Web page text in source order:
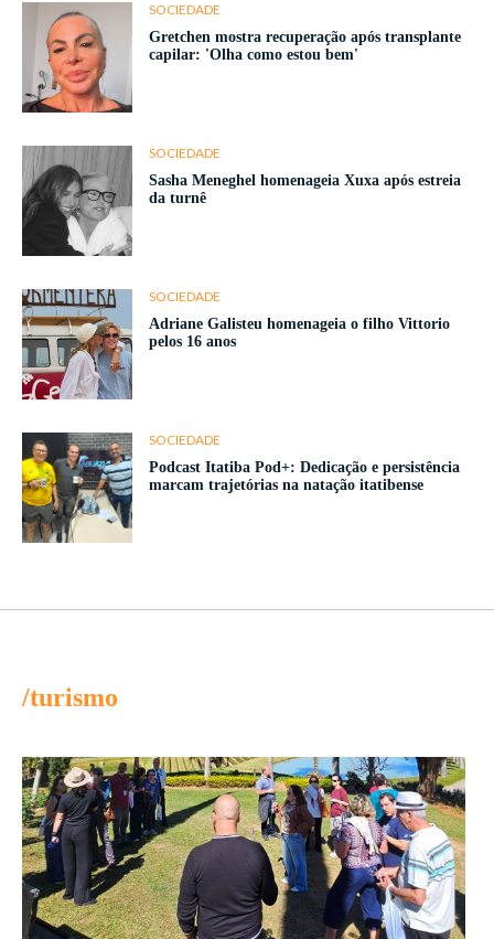
SOCIEDADE
Gretchen mostra recuperação após transplante
capilar: 'Olha como estou bem'
SOCIEDADE
Sasha Meneghel homenageia Xuxa após estreia
da turnê
SOCIEDADE
Adriane Galisteu homenageia o filho Vittorio
pelos 16 anos
SOCIEDADE
Podcast Itatiba Pod+: Dedicação e persistência
marcam trajetórias na natação itatibense
/turismo